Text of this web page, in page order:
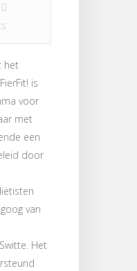
0
het
is
voor
met
een
door
van
Het